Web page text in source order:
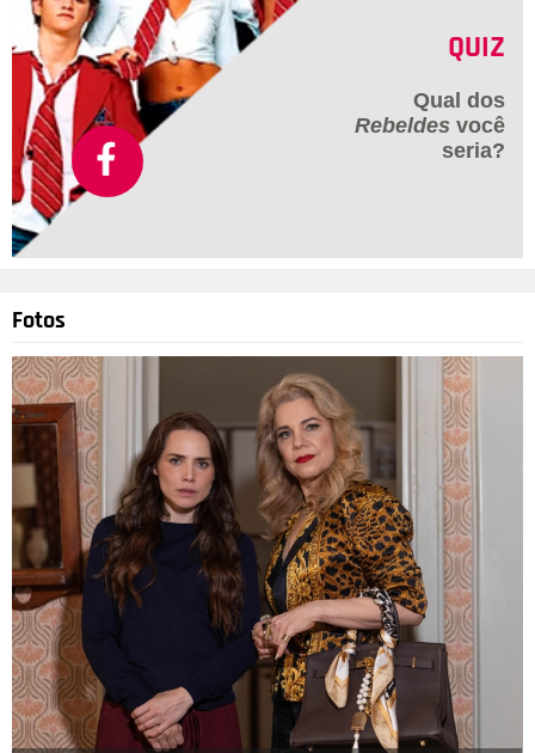
QUIZ
Qual dos
Rebeldes você
seria?
Fotos